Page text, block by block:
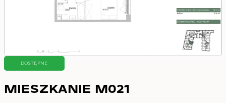
DOSTĘPNE
MIESZKANIE M021